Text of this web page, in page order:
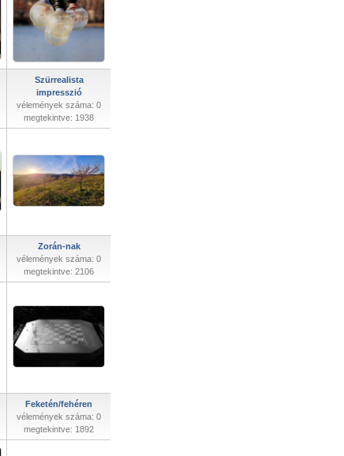
Szürrealista
impresszió
vélemények száma: 0
megtekintve: 1938
Zorán-nak
vélemények száma: 0
megtekintve: 2106
Feketén/fehéren
vélemények száma: 0
megtekintve: 1892